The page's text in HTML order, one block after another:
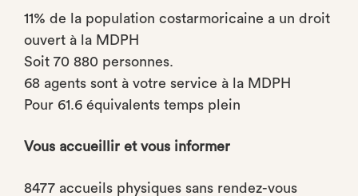
11% de la population costarmoricaine a un droit
ouvert à la MDPH
Soit 70 880 personnes.
68 agents sont à votre service à la MDPH
Pour 61.6 équivalents temps plein
Vous accueillir et vous informer
8477 accueils physiques sans rendez-vous